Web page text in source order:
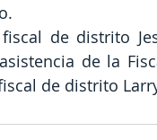
de distrito
de la
de distrito